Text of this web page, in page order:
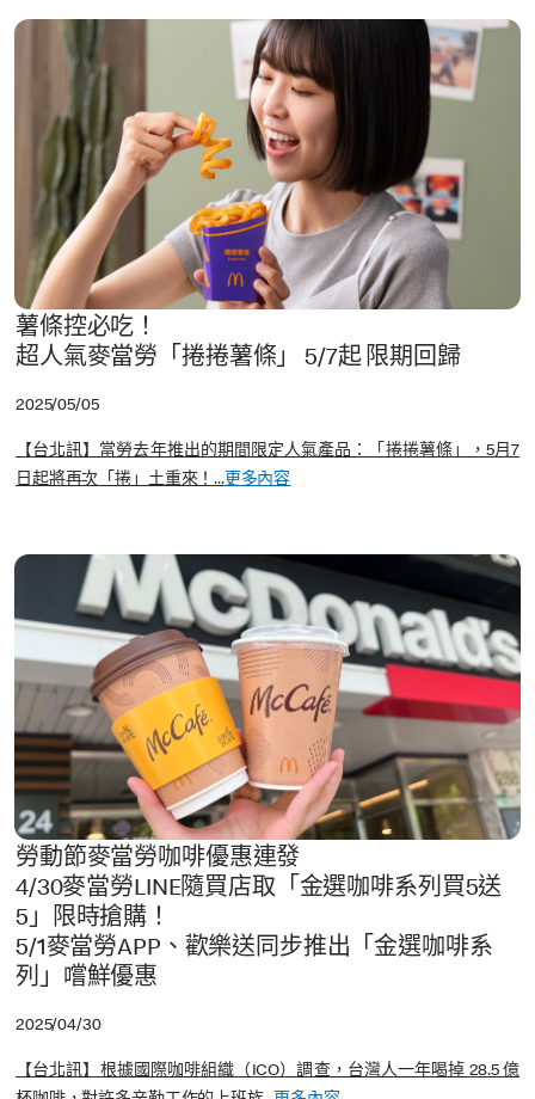
薯條控必吃！
超人氣麥當勞「捲捲薯條」 5/7起 限期回歸
2025/05/05
【台北訊】當勞去年推出的期間限定人氣產品：「捲捲薯條」，5月7
日起將再次「捲」土重來！...更多內容
勞動節麥當勞咖啡優惠連發
4/30麥當勞LINE隨買店取「金選咖啡系列買5送
5」限時搶購！
5/1麥當勞APP、歡樂送同步推出「金選咖啡系
列」嚐鮮優惠
2025/04/30
【台北訊】根據國際咖啡組織（ICO）調查，台灣人一年喝掉 28.5 億